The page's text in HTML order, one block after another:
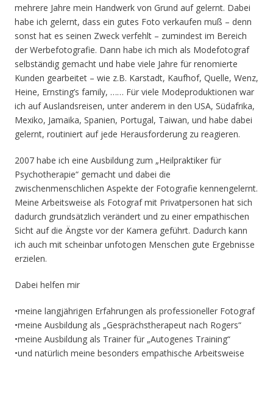
mehrere Jahre mein Handwerk von Grund auf gelernt. Dabei
habe ich gelernt, dass ein gutes Foto verkaufen muß – denn
sonst hat es seinen Zweck verfehlt – zumindest im Bereich
der Werbefotografie. Dann habe ich mich als Modefotograf
selbständig gemacht und habe viele Jahre für renomierte
Kunden gearbeitet – wie z.B. Karstadt, Kaufhof, Quelle, Wenz,
Heine, Ernsting’s family, …… Für viele Modeproduktionen war
ich auf Auslandsreisen, unter anderem in den USA, Südafrika,
Mexiko, Jamaika, Spanien, Portugal, Taiwan, und habe dabei
gelernt, routiniert auf jede Herausforderung zu reagieren.
2007 habe ich eine Ausbildung zum „Heilpraktiker für
Psychotherapie“ gemacht und dabei die
zwischenmenschlichen Aspekte der Fotografie kennengelernt.
Meine Arbeitsweise als Fotograf mit Privatpersonen hat sich
dadurch grundsätzlich verändert und zu einer empathischen
Sicht auf die Ängste vor der Kamera geführt. Dadurch kann
ich auch mit scheinbar unfotogen Menschen gute Ergebnisse
erzielen.
Dabei helfen mir
•meine langjährigen Erfahrungen als professioneller Fotograf
•meine Ausbildung als „Gesprächstherapeut nach Rogers“
•meine Ausbildung als Trainer für „Autogenes Training“
•und natürlich meine besonders empathische Arbeitsweise